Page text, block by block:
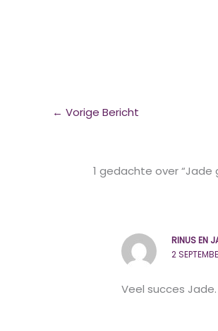
← Vorige Bericht
1 gedachte over “Jade
RINUS EN
2
Veel succes